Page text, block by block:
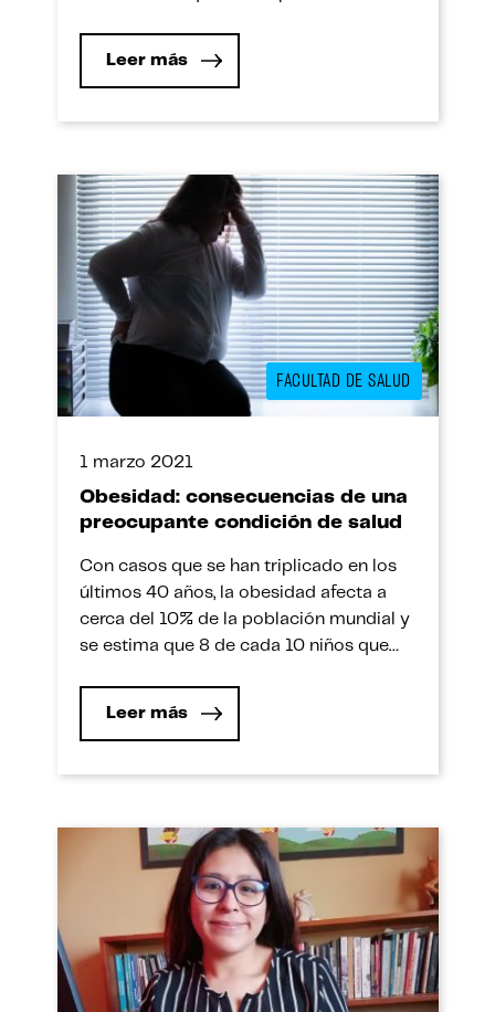
humanos en estos tiempos? Jorge Rivas
de negocios en el sector […]
Leer más
FACULTAD DE SALUD
1 marzo 2021
Obesidad: consecuencias de una
preocupante condición de salud
Con casos que se han triplicado en los
últimos 40 años, la obesidad afecta a
cerca del 10% de la población mundial y
se estima que 8 de cada 10 niños que
sufrirán de alguna enfermedad crónica.
marzo), una exposición […]
Leer más